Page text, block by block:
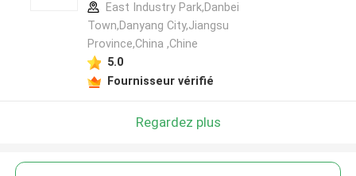
East Industry Park,Danbei
Town,Danyang City,Jiangsu
Province,China ,Chine
5.0
Fournisseur vérifié
Regardez plus